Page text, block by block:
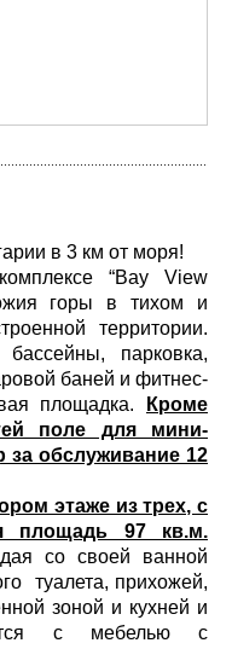
в 3 км от моря!
“Bay View
горы в тихом и
территории.
бассейны, парковка,
баней и фитнес-
площадка.
Кроме
поле для мини-
за обслуживание 12
этаже из трех, с
площадь 97 кв.м.
со своей ванной
туалета, прихожей,
зоной и кухней и
с мебелью с